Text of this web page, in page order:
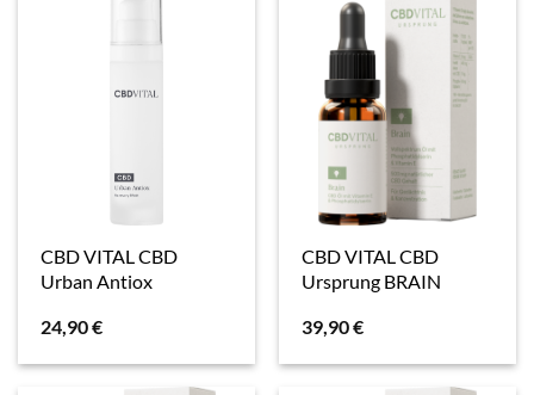
CBD VITAL CBD
Urban Antiox
24,90€
CBD VITAL CBD
Ursprung BRAIN
39,90€